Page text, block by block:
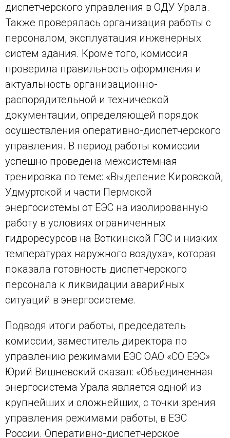
диспетчерского управления в ОДУ Урала.
Также проверялась организация работы с
персоналом, эксплуатация инженерных
систем здания. Кроме того, комиссия
проверила правильность оформления и
актуальность организационно-
распорядительной и технической
документации, определяющей порядок
осуществления оперативно-диспетчерского
управления. В период работы комиссии
успешно проведена межсистемная
тренировка по теме: «Выделение Кировской,
Удмуртской и части Пермской
энергосистемы от ЕЭС на изолированную
работу в условиях ограниченных
гидроресурсов на Воткинской ГЭС и низких
температурах наружного воздуха», которая
показала готовность диспетчерского
персонала к ликвидации аварийных
ситуаций в энергосистеме.
Подводя итоги работы, председатель
комиссии, заместитель директора по
управлению режимами ЕЭС ОАО «СО ЕЭС»
Юрий Вишневский сказал: «Объединенная
энергосистема Урала является одной из
крупнейших и сложнейших, с точки зрения
управления режимами работы, в ЕЭС
России. Оперативно-диспетчерское